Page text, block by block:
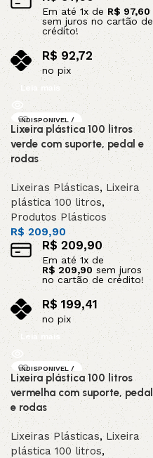
Em até 1x de R$ 97,60
sem juros no cartão de
crédito!
R$ 92,72
no pix
Leia mais
INDISPONIVEL /
SOB ENCOMEND
A
Lixeira plástica 100 litros
verde com suporte, pedal e
rodas
Lixeiras Plásticas, Lixeira
plástica 100 litros,
Produtos Plásticos
R$209,90
R$209,90
Em até 1x de
R$ 209,90sem juros
no cartão de crédito!
R$ 199,41
no pix
Leia mais
INDISPONIVEL /
SOB ENCOMEND
A
Lixeira plástica 100 litros
vermelha com suporte, pedal
e rodas
Lixeiras Plásticas, Lixeira
plástica 100 litros,